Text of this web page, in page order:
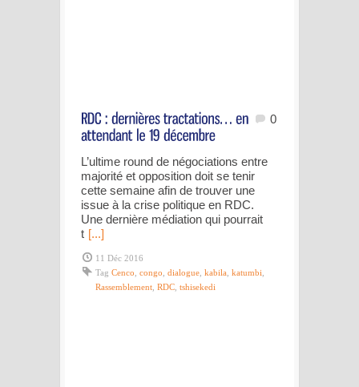
0
L’ultime round de négociations entre
majorité et opposition doit se tenir
cette semaine afin de trouver une
issue à la crise politique en RDC.
Une dernière médiation qui pourrait
t [...]
11 Déc 2016
Tag Cenco congo dialogue kabila katumbi
Rassemblement RDC tshisekedi